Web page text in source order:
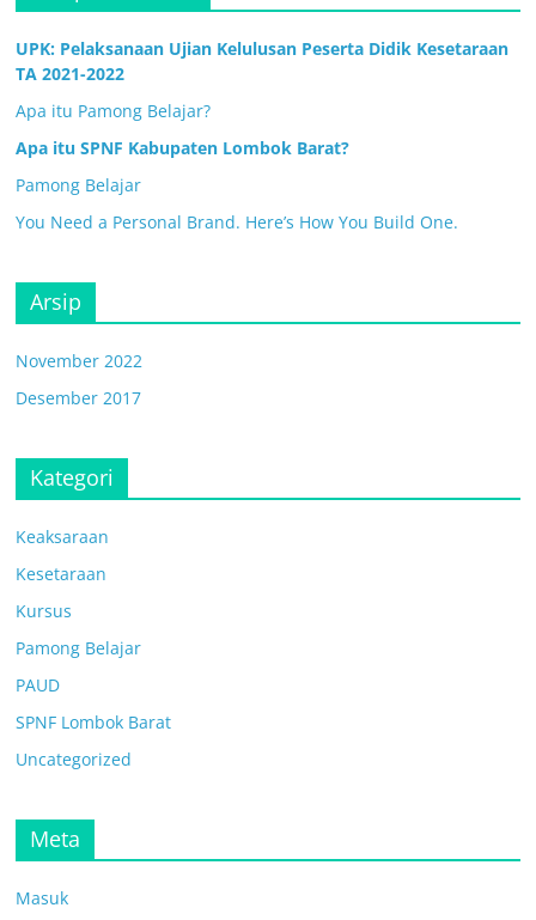
UPK: Pelaksanaan Ujian Kelulusan Peserta Didik Kesetaraan
TA 2021-2022
Apa itu Pamong Belajar?
Apa itu SPNF Kabupaten Lombok Barat?
Pamong Belajar
You Need a Personal Brand. Here’s How You Build One.
Arsip
November 2022
Desember 2017
Kategori
Keaksaraan
Kesetaraan
Kursus
Pamong Belajar
PAUD
SPNF Lombok Barat
Uncategorized
Meta
Masuk